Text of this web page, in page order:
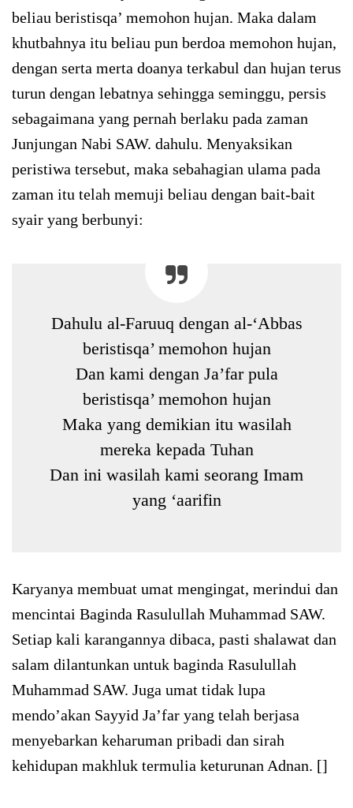
beliau beristisqa’ memohon hujan. Maka dalam
khutbahnya itu beliau pun berdoa memohon hujan,
dengan serta merta doanya terkabul dan hujan terus
turun dengan lebatnya sehingga seminggu, persis
sebagaimana yang pernah berlaku pada zaman
Junjungan Nabi SAW. dahulu. Menyaksikan
peristiwa tersebut, maka sebahagian ulama pada
zaman itu telah memuji beliau dengan bait-bait
syair yang berbunyi:
Dahulu al-Faruuq dengan al-‘Abbas
beristisqa’ memohon hujan
Dan kami dengan Ja’far pula
beristisqa’ memohon hujan
Maka yang demikian itu wasilah
mereka kepada Tuhan
Dan ini wasilah kami seorang Imam
yang ‘aarifin
Karyanya membuat umat mengingat, merindui dan
mencintai Baginda Rasulullah Muhammad SAW.
Setiap kali karangannya dibaca, pasti shalawat dan
salam dilantunkan untuk baginda Rasulullah
Muhammad SAW. Juga umat tidak lupa
mendo’akan Sayyid Ja’far yang telah berjasa
menyebarkan keharuman pribadi dan sirah
kehidupan makhluk termulia keturunan Adnan. []